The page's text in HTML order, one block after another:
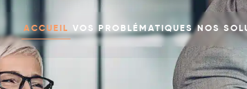
ACCUEIL VOS PROBLÉMATIQUES NOS